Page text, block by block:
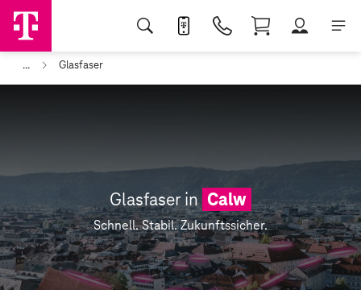
... Glasfaser
Glasfaser in Calw
Schnell. Stabil. Zukunftssicher.